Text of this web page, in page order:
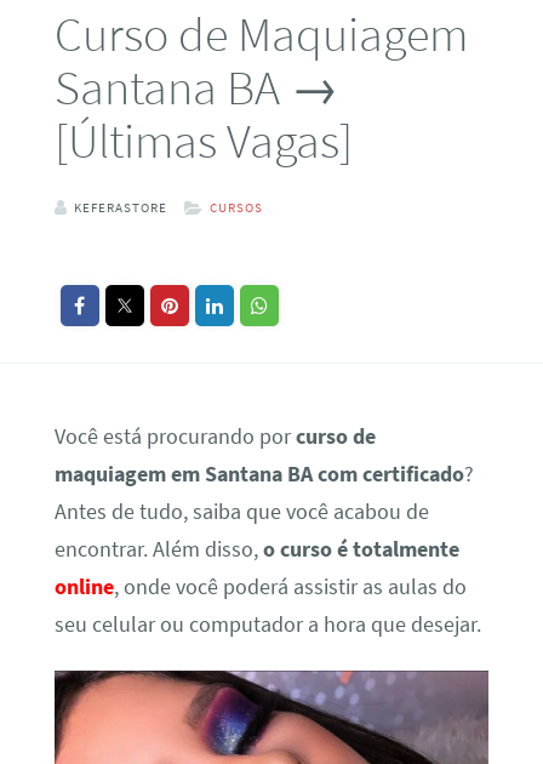
Curso de Maquiagem
Santana BA →
[Últimas Vagas]
KEFERASTORE CURSOS
Você está procurando porcurso de
maquiagem em Santana BA com certificado?
Antes de tudo, saiba que você acabou de
encontrar. Além disso,o curso é totalmente
online, onde você poderá assistir as aulas do
seu celular ou computador a hora que desejar.